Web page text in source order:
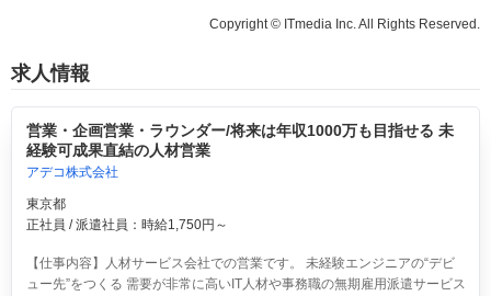
Copyright © ITmedia Inc. All Rights Reserved.
求人情報
営業・企画営業・ラウンダー/将来は年収1000万も目指せる 未
経験可成果直結の人材営業
アデコ株式会社
東京都
正社員 / 派遣社員：時給1,750円～
【仕事内容】人材サービス会社での営業です。 未経験エンジニアの“デビ
ュー先”をつくる 需要が非常に高いIT人材や事務職の無期雇用派遣サービス